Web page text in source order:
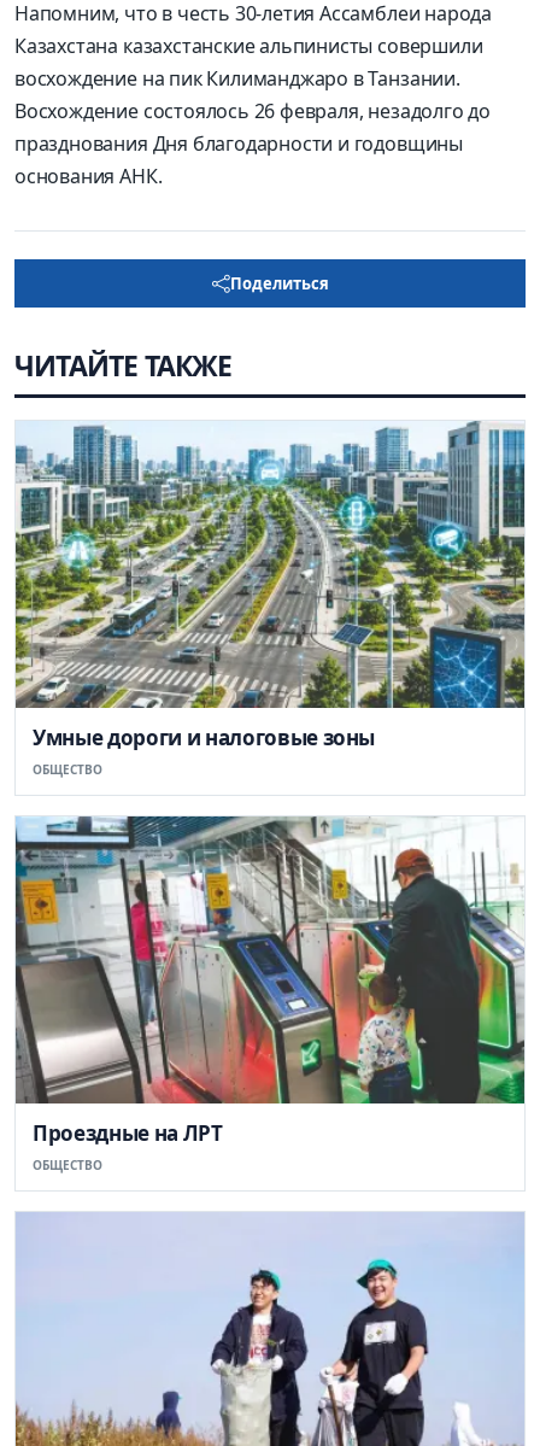
Напомним, что в честь 30-летия Ассамблеи народа
Казахстана казахстанские альпинисты совершили
восхождение на пик Килиманджаро в Танзании.
Восхождение состоялось 26 февраля, незадолго до
празднования Дня благодарности и годовщины
основания АНК.
Поделиться
ЧИТАЙТЕ ТАКЖЕ
Умные дороги и налоговые зоны
ОБЩЕСТВО
Проездные на ЛРТ
ОБЩЕСТВО